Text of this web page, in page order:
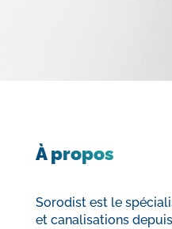
À propos
Sorodist est le
et canalisations